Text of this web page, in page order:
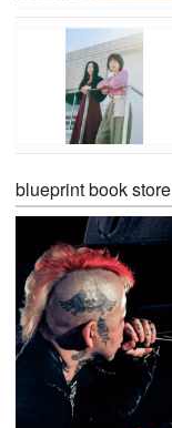
blueprint book store